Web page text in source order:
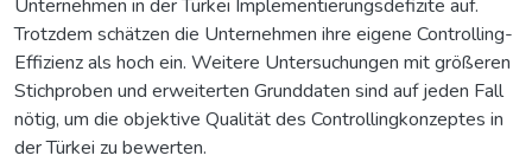
Unternehmen in der Türkei Implementierungsdefizite auf.
Trotzdem schätzen die Unternehmen ihre eigene Controlling-
Effizienz als hoch ein. Weitere Untersuchungen mit größeren
Stichproben und erweiterten Grunddaten sind auf jeden Fall
nötig, um die objektive Qualität des Controllingkonzeptes in
der Türkei zu bewerten.